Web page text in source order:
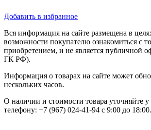
Добавить в избранное
Вся информация на сайте размещена в
возможности покупателю ознакомиться с
приобретением, и не является публичной
ГК РФ).
Информация о товарах на сайте может
нескольких часов.
О наличии и стоимости товара уточняйте
телефону: +7 (967) 024-41-94 с 9:00 до 18:00.